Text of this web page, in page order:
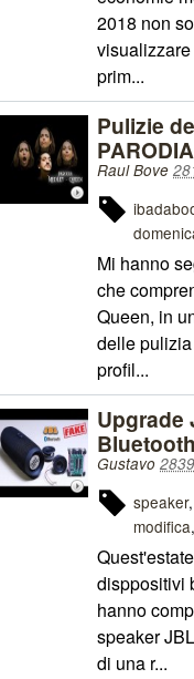
2018 non
prim...
Pulizie
Raul Bove
Mi hanno
che
Queen, in
delle
profil...
Upgrade
Gustavo
speaker
modifica
disppositivi
hanno
speaker
di una r...